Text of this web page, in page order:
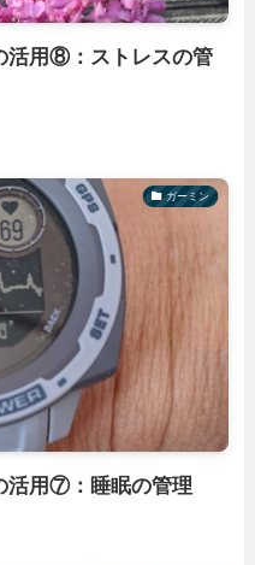
活用⑧：ストレスの管
ガーミン
活用⑦：睡眠の管理